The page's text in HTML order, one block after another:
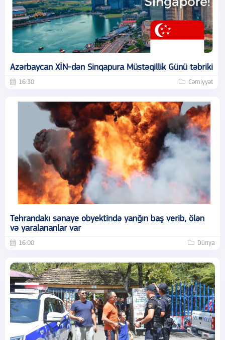
Azərbaycan XİN-dən Sinqapura Müstəqillik Günü təbriki
16:30 Cəmiyyət
Tehrandakı sənaye obyektində yanğın baş verib, ölən
və yaralananlar var
16:00 Dünya